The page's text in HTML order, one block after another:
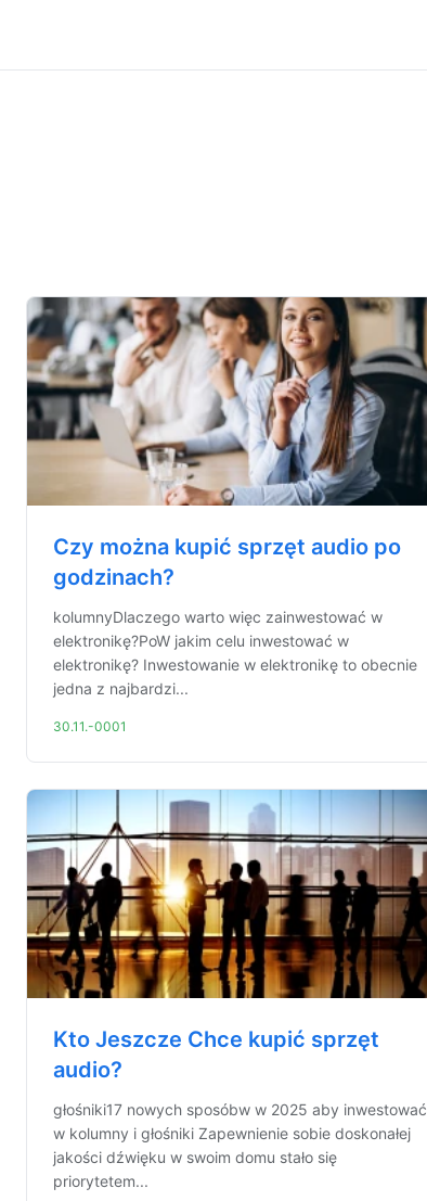
Czy można kupić sprzęt audio po
godzinach?
kolumnyDlaczego warto więc zainwestować w
elektronikę?PoW jakim celu inwestować w
elektronikę? Inwestowanie w elektronikę to obecnie
jedna z najbardzi...
30.11.-0001
Kto Jeszcze Chce kupić sprzęt
audio?
głośniki17 nowych sposóbw w 2025 aby inwestować
w kolumny i głośniki Zapewnienie sobie doskonałej
jakości dźwięku w swoim domu stało się
priorytetem...